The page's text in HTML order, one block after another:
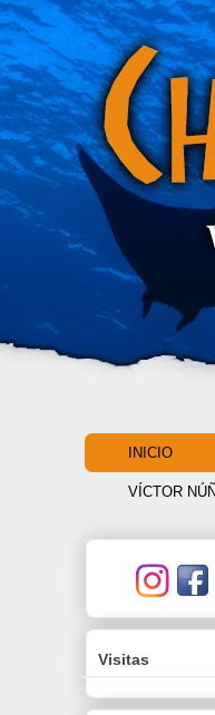
INICIO
VÍCTOR
Visitas